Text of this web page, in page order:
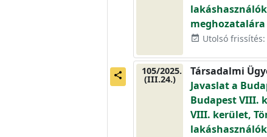
share
meghozatalára
event_available Utolsó
105/2025.
(III.24.)
Társadalmi
Javaslat a
Budapest VIII.
VIII. kerület,